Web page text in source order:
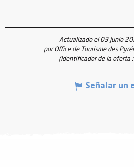
Actualizado el 03 junio
por Office de Tourisme des
(Identificador de la oferta :
Señalar un